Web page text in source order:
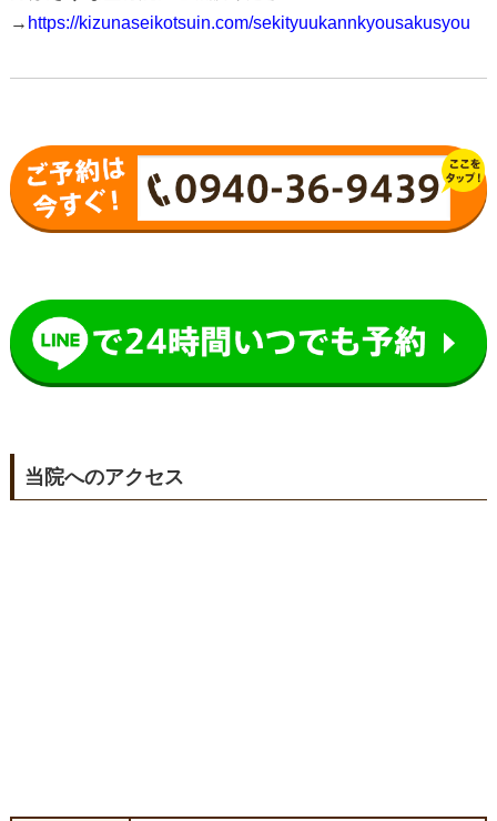
→ https://kizunaseikotsuin.com/sekityuukannkyousakusyou
当院へのアクセス